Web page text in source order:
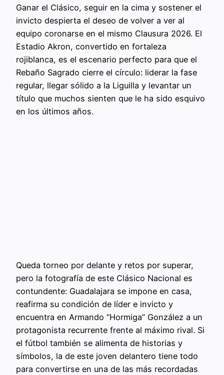
Ganar el Clásico, seguir en la cima y sostener el
invicto despierta el deseo de volver a ver al
equipo coronarse en el mismo Clausura 2026. El
Estadio Akron, convertido en fortaleza
rojiblanca, es el escenario perfecto para que el
Rebaño Sagrado cierre el círculo: liderar la fase
regular, llegar sólido a la Liguilla y levantar un
título que muchos sienten que le ha sido esquivo
en los últimos años.
Queda torneo por delante y retos por superar,
pero la fotografía de este Clásico Nacional es
contundente: Guadalajara se impone en casa,
reafirma su condición de líder e invicto y
encuentra en Armando “Hormiga” González a un
protagonista recurrente frente al máximo rival. Si
el fútbol también se alimenta de historias y
símbolos, la de este joven delantero tiene todo
para convertirse en una de las más recordadas